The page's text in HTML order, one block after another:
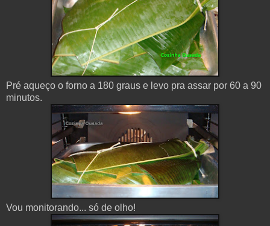
Pré aqueço o forno a 180 graus e levo pra assar por 60 a 90
minutos.
Vou monitorando... só de olho!